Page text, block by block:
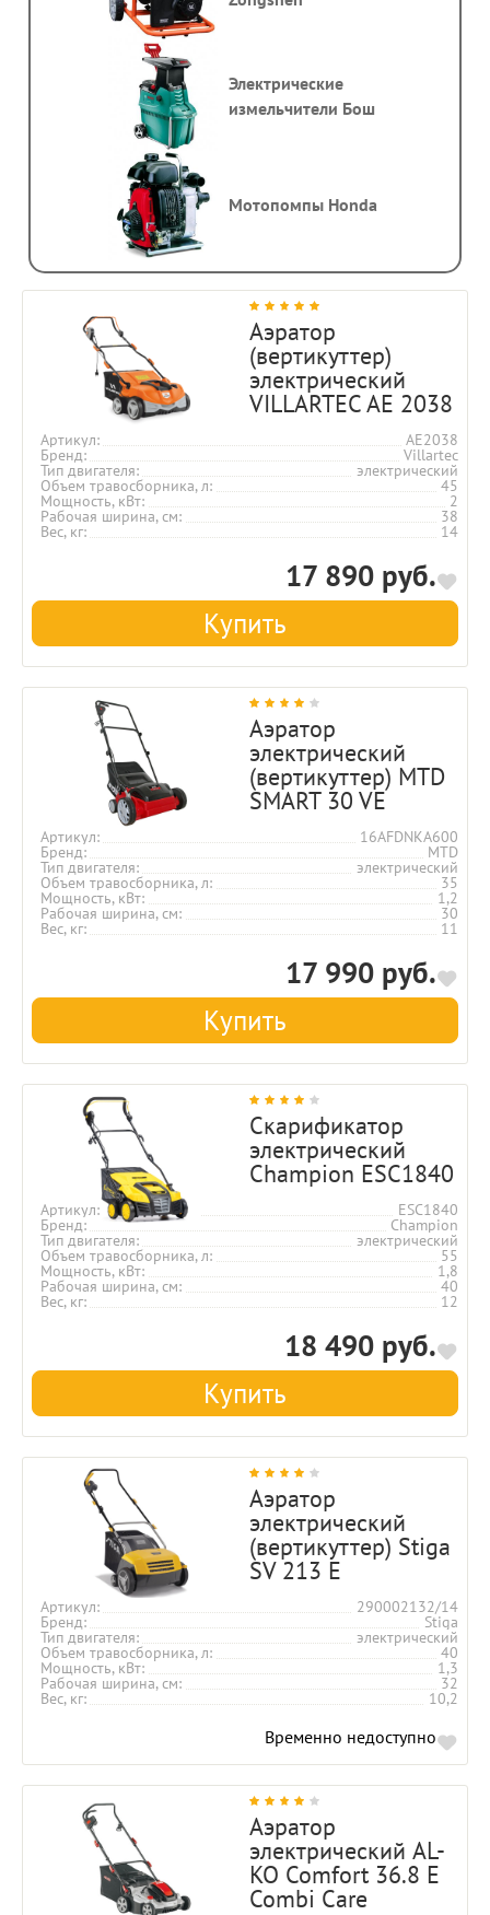
Электрические
измельчители Бош
Мотопомпы Honda
Аэратор
(вертикуттер)
электрический
VILLARTEC AE 2038
Артикул AE2038
Бренд Villartec
Тип двигателя электрический
Объем травосборника, л 45
Мощность, кВт 2
Рабочая ширина, см 38
Вес, кг 14
17 890 руб.
Купить
Аэратор
электрический
(вертикуттер) MTD
SMART 30 VE
Артикул 16AFDNKA600
Бренд MTD
Тип двигателя электрический
Объем травосборника, л 35
Мощность, кВт 1,2
Рабочая ширина, см 30
Вес, кг 11
17 990 руб.
Купить
Скарификатор
электрический
Champion ESC1840
Артикул ESC1840
Бренд Champion
Тип двигателя электрический
Объем травосборника, л 55
Мощность, кВт 1,8
Рабочая ширина, см 40
Вес, кг 12
18 490 руб.
Купить
Аэратор
электрический
(вертикуттер) Stiga
SV 213 E
Артикул 290002132/14
Бренд Stiga
Тип двигателя электрический
Объем травосборника, л 40
Мощность, кВт 1,3
Рабочая ширина, см 32
Вес, кг 10,2
Временно недоступно
Аэратор
электрический AL-
KO Comfort 36.8 E
Combi Care